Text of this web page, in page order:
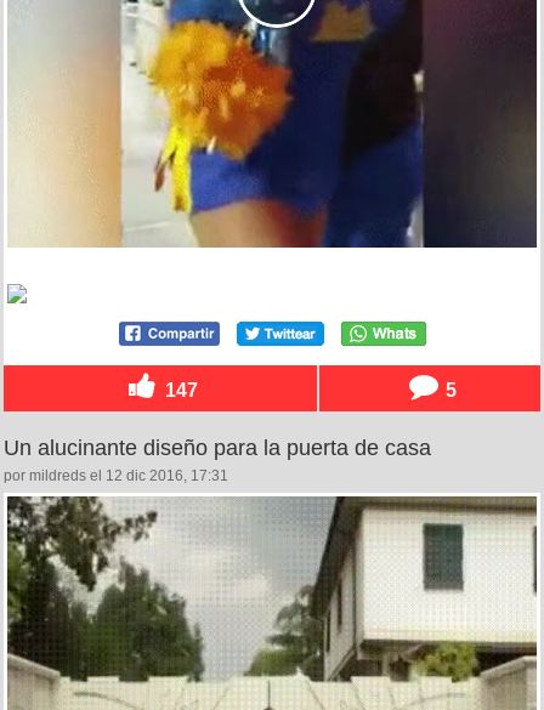
147 5
Un alucinante diseño para la puerta de casa
por mildreds el 12 dic 2016, 17:31